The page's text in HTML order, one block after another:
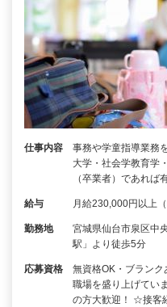
仕事内容
事務や学童指導業務
大学・社会学教育学
（卒業者）であれば
給与 月給230,000円以上
勤務地
宮城県仙台市泉区中
駅」より徒歩5分
応募資格
無資格OK・ブラン
職場を盛り上げてい
の方大歓迎！ ☆接客